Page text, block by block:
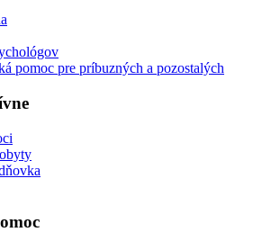
pomoc pre príbuzných a pozostalých